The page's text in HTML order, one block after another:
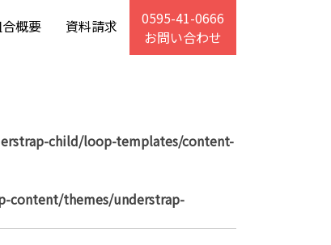
概要 資料請求
0595-41-0666
お問い合わせ
child/loop-templates/content-
content/themes/understrap-